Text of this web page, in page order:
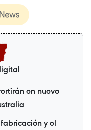
en nuevo
y el